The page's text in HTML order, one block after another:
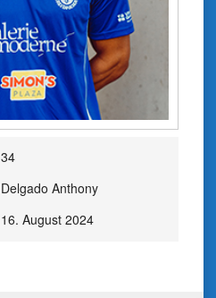
34
Delgado Anthony
16. August 2024